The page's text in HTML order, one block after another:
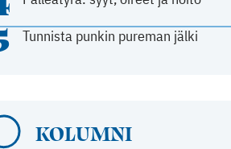
Tunnista punkin pureman jälki
KOLUMNI